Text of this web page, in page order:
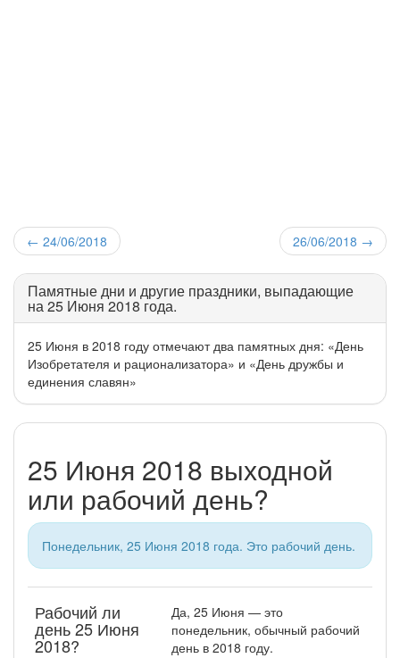
← 24/06/2018 26/06/2018 →
Памятные дни и другие праздники, выпадающие
на 25 Июня 2018 года.
25 Июня в 2018 году отмечают два памятных дня: «День
Изобретателя и рационализатора» и «День дружбы и
единения славян»
25 Июня 2018 выходной
или рабочий день?
Понедельник, 25 Июня 2018 года. Это рабочий день.
Рабочий ли
день 25 Июня
2018?
Да, 25 Июня — это
понедельник, обычный рабочий
день в 2018 году.